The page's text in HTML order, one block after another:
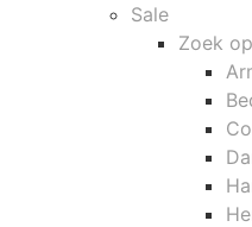
Sale
Zoek